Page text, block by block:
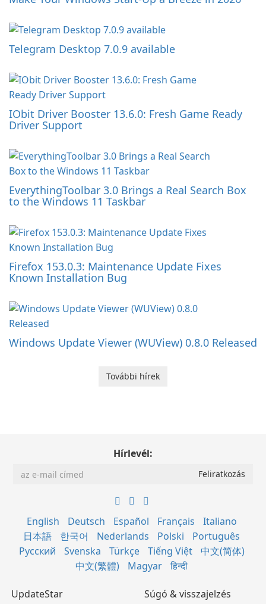
Telegram Desktop 7.0.9 available
IObit Driver Booster 13.6.0: Fresh Game Ready
Driver Support
EverythingToolbar 3.0 Brings a Real Search Box
to the Windows 11 Taskbar
Firefox 153.0.3: Maintenance Update Fixes
Known Installation Bug
Windows Update Viewer (WUView) 0.8.0 Released
További hírek
Hírlevél:
English Deutsch Español Français
Italiano
日本語
한국어 Nederlands Polski
Português
Русский
Svenska Türkçe Tiếng Việt
中文(简体)
中文(繁體)
Magyar हिन्दी
UpdateStar
Súgó & visszajelzés